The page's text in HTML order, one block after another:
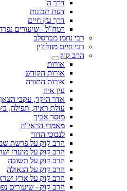
דרך ה'
דעת תבונות
דרך עץ חיים
רמח"ל - שיעורים
רבי נחמן מברסלב
רבי חיים מוולוז'ין
הרב קוק
אורות
אורות הקודש
אורות התורה
עין איה
אדר היקר, עקבי הצאן
עולת ראיה, תפילה,
מוסר אביך
מאמרי הראי"ה
לנבוכי הדור
הרב קוק על פרשת
הרב קוק על מועדי
הרב קוק על תשובה
הרב קוק על הגאולה
הרב קוק על ארץ
הרב קוק - שיעורים